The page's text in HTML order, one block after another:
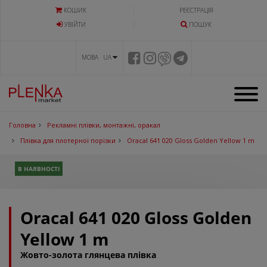
КОШИК
РЕЄСТРАЦІЯ
УВIЙТИ
ПОШУК
МОВА UA
Головна
Рекламні плівки, монтажні, оракал
Плівка для плотерної порізки
Oracal 641 020 Gloss Golden Yellow 1 m
В НАЯВНОСТІ
Oracal 641 020 Gloss Golden
Yellow 1 m
Жовто-золота глянцева плівка